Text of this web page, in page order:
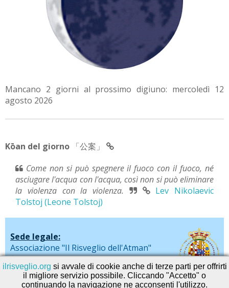
Mancano 2 giorni al prossimo digiuno: mercoledì 12
agosto 2026
Kōan del giorno 「公案」
Come non si può spegnere il fuoco con il fuoco, né
asciugare l'acqua con l'acqua, così non si può eliminare
la violenza con la violenza.
Lev Nikolaevic
Tolstoj (Leone Tolstoj)
Sede legale:
Associazione "Il Risveglio dell'Atman"
via De Liguori, 20 - Sarno (SA)
ilrisveglio.org si avvale di cookie anche di terze parti per offrirti
il migliore servizio possibile. Cliccando "Accetto" o
continuando la navigazione ne acconsenti l'utilizzo.